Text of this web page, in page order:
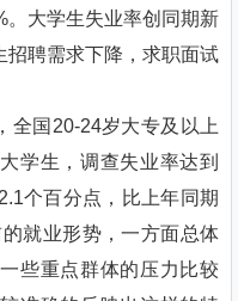
大学生失业率创同期新
招聘需求下降，求职面试
全国20-24岁大专及以上
学生，调查失业率达到
个百分点，比上年同期
就业形势，一方面总体
些重点群体的压力比较